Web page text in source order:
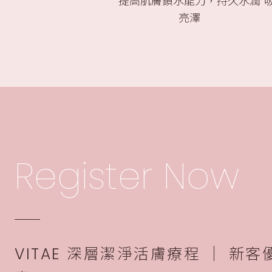
亮澤
Register Now
VITAE 深層潔淨活膚療程 │ 新客